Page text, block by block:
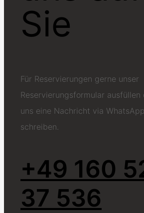
Sie
Für Reservierungen gerne unser
Reservierungsformular ausfüllen
uns eine Nachricht via WhatsApp
schreiben.
+49 160
37 536